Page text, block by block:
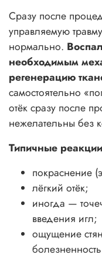
Сразу после
управляемую
нормально.
необходимым
регенерацию
самостоятельно
отёк сразу после
нежелательны без
Типичные
покраснение
лёгкий отёк;
иногда —
введения игл;
ощущение